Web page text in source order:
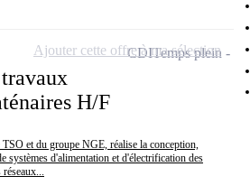
H/F
et du groupe NGE, réalise la conception,
systèmes d'alimentation et d'électrification des
CDITemps plein
Ajouter cette offre à ma sélection